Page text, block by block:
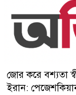
জোর করে বশ্যতা
ইরান: